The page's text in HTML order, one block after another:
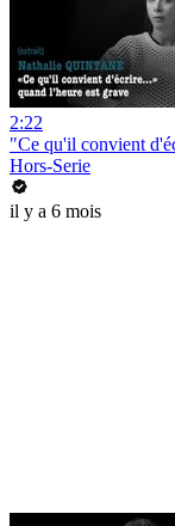
2:22
"Ce qu'il convient
Hors-Serie
il y a 6 mois